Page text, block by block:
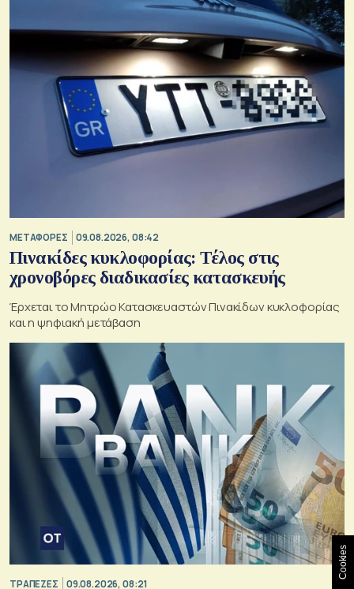
ΜΕΤΑΦΟΡΕΣ 09.08.2026, 08:42
Πινακίδες κυκλοφορίας: Τέλος στις
χρονοβόρες διαδικασίες κατασκευής
Έρχεται το Μητρώο Κατασκευαστών Πινακίδων κυκλοφορίας
και η ψηφιακή μετάβαση
ΤΡΑΠΕΖΕΣ 09.08.2026, 08:21
Cookies